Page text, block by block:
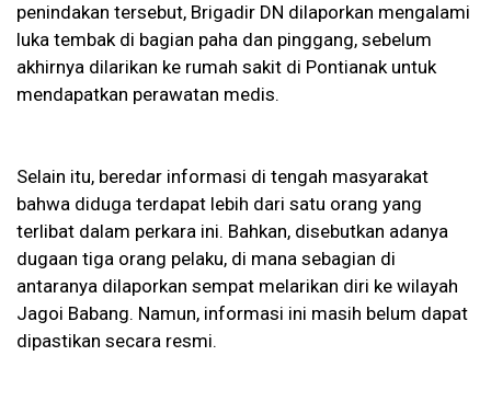
penindakan tersebut, Brigadir DN dilaporkan mengalami
luka tembak di bagian paha dan pinggang, sebelum
akhirnya dilarikan ke rumah sakit di Pontianak untuk
mendapatkan perawatan medis.
Selain itu, beredar informasi di tengah masyarakat
bahwa diduga terdapat lebih dari satu orang yang
terlibat dalam perkara ini. Bahkan, disebutkan adanya
dugaan tiga orang pelaku, di mana sebagian di
antaranya dilaporkan sempat melarikan diri ke wilayah
Jagoi Babang. Namun, informasi ini masih belum dapat
dipastikan secara resmi.